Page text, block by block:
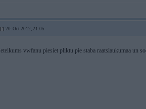
20. Oct 2012, 21:05
Ieteikums vwfanu piesiet pliktu pie staba raatslaukumaa un